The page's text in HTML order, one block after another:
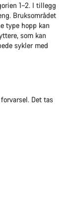
1–2. I tillegg
Bruksområdet
type hopp kan
som kan
sykler med
Det tas